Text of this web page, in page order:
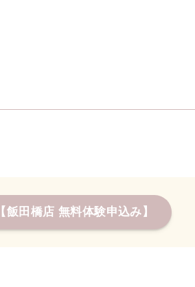
【飯田橋店 無料体験申込み】